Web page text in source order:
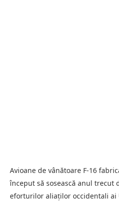
Avioane de vânătoare F-16
început să sosească anul
eforturilor aliaţilor occidentali ai